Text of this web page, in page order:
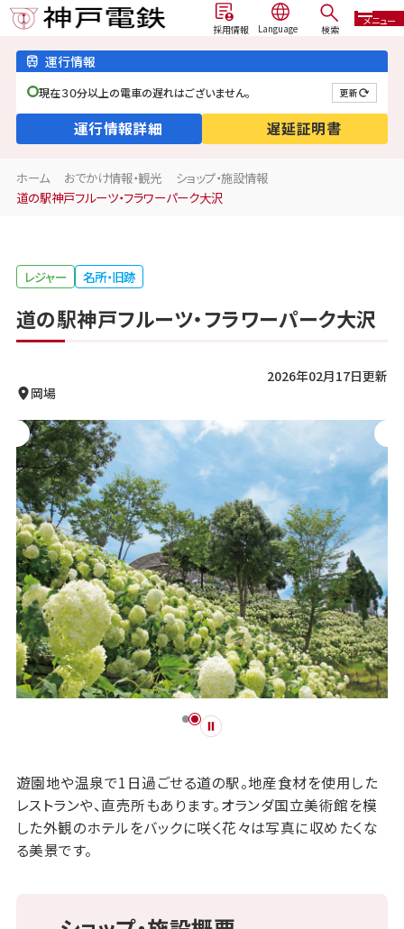
採用情報 検索
メニュー
運行情報
現在３０分以上の電車の遅れはございません。 更新
運行情報詳細 遅延証明書
ホーム おでかけ情報・観光
ショップ・施設情報
道の駅神戸フルーツ・フラワーパーク大沢
レジャー 名所・旧跡
道の駅神戸フルーツ・フラワーパーク大沢
岡場
2026年02月17日更新
遊園地や温泉で1日過ごせる道の駅。地産食材を使用した
レストランや、直売所もあります。オランダ国立美術館を模
した外観のホテルをバックに咲く花々は写真に収めたくな
る美景です。